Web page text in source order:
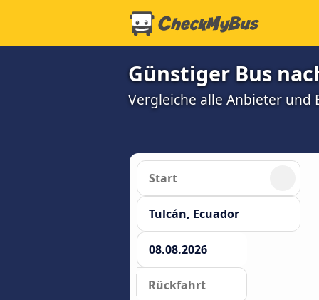
Günstiger Bus
Vergleiche alle Anbieter und